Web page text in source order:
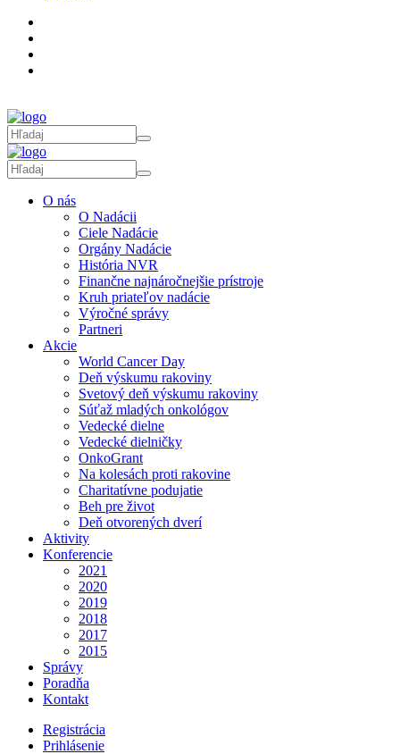
O nás
O Nadácii
Ciele Nadácie
Orgány Nadácie
História NVR
Finančne najnáročnejšie prístroje
Kruh priateľov nadácie
Výročné správy
Partneri
Akcie
World Cancer Day
Deň výskumu rakoviny
Svetový deň výskumu rakoviny
Súťaž mladých onkológov
Vedecké dielne
Vedecké dielničky
OnkoGrant
Na kolesách proti rakovine
Charitatívne podujatie
Beh pre život
Deň otvorených dverí
Aktivity
Konferencie
2021
2020
2019
2018
2017
2015
Správy
Poradňa
Kontakt
Registrácia
Prihlásenie